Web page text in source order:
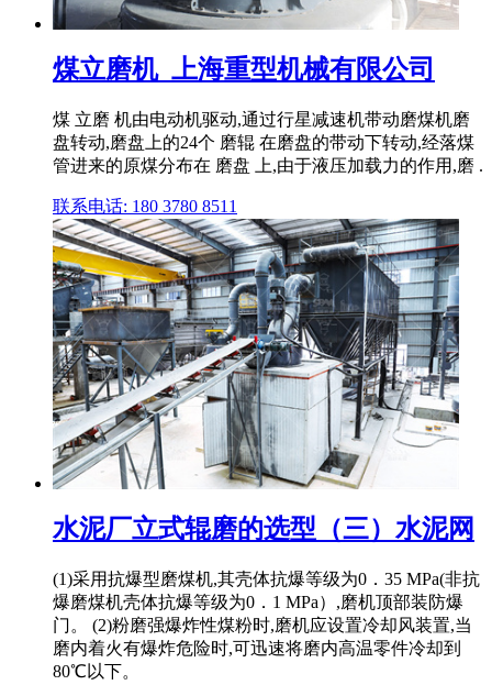
煤立磨机_上海重型机械有限公司
煤 立磨 机由电动机驱动,通过行星减速机带动磨煤机磨
盘转动,磨盘上的24个 磨辊 在磨盘的带动下转动,经落煤
管进来的原煤分布在 磨盘 上,由于液压加载力的作用,磨 .
联系电话: 180 3780 8511
水泥厂立式辊磨的选型（三）水泥网
(1)采用抗爆型磨煤机,其壳体抗爆等级为0．35 MPa(非抗
爆磨煤机壳体抗爆等级为0．1 MPa）,磨机顶部装防爆
门。 (2)粉磨强爆炸性煤粉时,磨机应设置冷却风装置,当
磨内着火有爆炸危险时,可迅速将磨内高温零件冷却到
80℃以下。